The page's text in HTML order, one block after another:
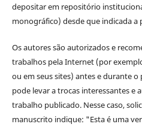
depositar em repositório
monográfico) desde que indicada a
Os autores são autorizados e
trabalhos pela Internet (por
ou em seus sites) antes e durante
pode levar a trocas interessantes e
trabalho publicado. Nesse caso,
manuscrito indique: "Esta é uma